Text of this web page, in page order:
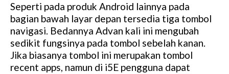
Seperti pada produk Android lainnya pada
bagian bawah layar depan tersedia tiga tombol
navigasi. Bedannya Advan kali ini mengubah
sedikit fungsinya pada tombol sebelah kanan.
Jika biasanya tombol ini merupakan tombol
recent apps, namun di i5E pengguna dapat